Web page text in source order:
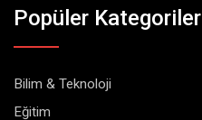
Popüler Kategoriler
Bilim & Teknoloji
Eğitim